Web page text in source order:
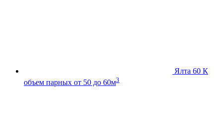
Ялта 60 К
объем парных от 50 до 60м3